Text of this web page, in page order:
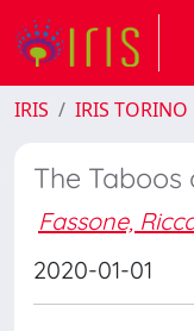
IRIS IRIS TORINO
The Taboos
Fassone,
2020-01-01